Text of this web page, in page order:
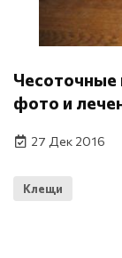
Чесоточные
фото и
27 Дек 2016
Клещи